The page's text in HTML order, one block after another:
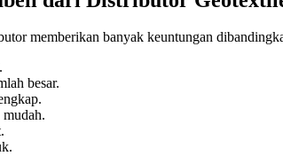
memberikan banyak keuntungan
besar.